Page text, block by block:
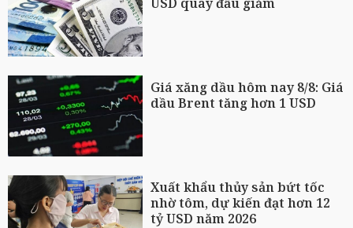
Giá xăng dầu hôm nay 8/8: Giá
dầu Brent tăng hơn 1 USD
Xuất khẩu thủy sản bứt tốc
nhờ tôm, dự kiến đạt hơn 12
tỷ USD năm 2026